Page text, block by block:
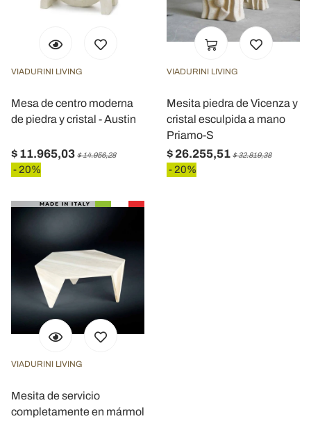
VIADURINI LIVING
Mesa de centro moderna
de piedra y cristal - Austin
$ 11.965,03 $ 14.956,28
- 20%
VIADURINI LIVING
Mesita piedra de Vicenza y
cristal esculpida a mano
Priamo-S
$ 26.255,51 $ 32.819,38
- 20%
VIADURINI LIVING
Mesita de servicio
completamente en mármol